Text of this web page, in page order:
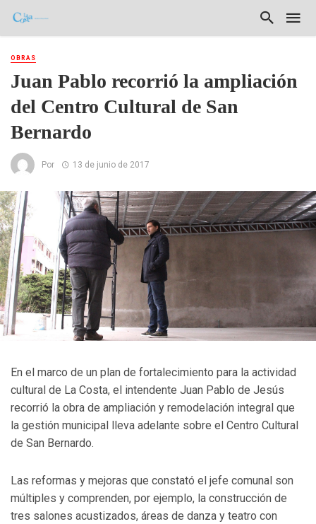
OBRAS
Juan Pablo recorrió la ampliación
del Centro Cultural de San
Bernardo
Por 13 de junio de 2017
En el marco de un plan de fortalecimiento para la actividad
cultural de La Costa, el intendente Juan Pablo de Jesús
recorrió la obra de ampliación y remodelación integral que
la gestión municipal lleva adelante sobre el Centro Cultural
de San Bernardo.
Las reformas y mejoras que constató el jefe comunal son
múltiples y comprenden, por ejemplo, la construcción de
tres salones acustizados, áreas de danza y teatro con